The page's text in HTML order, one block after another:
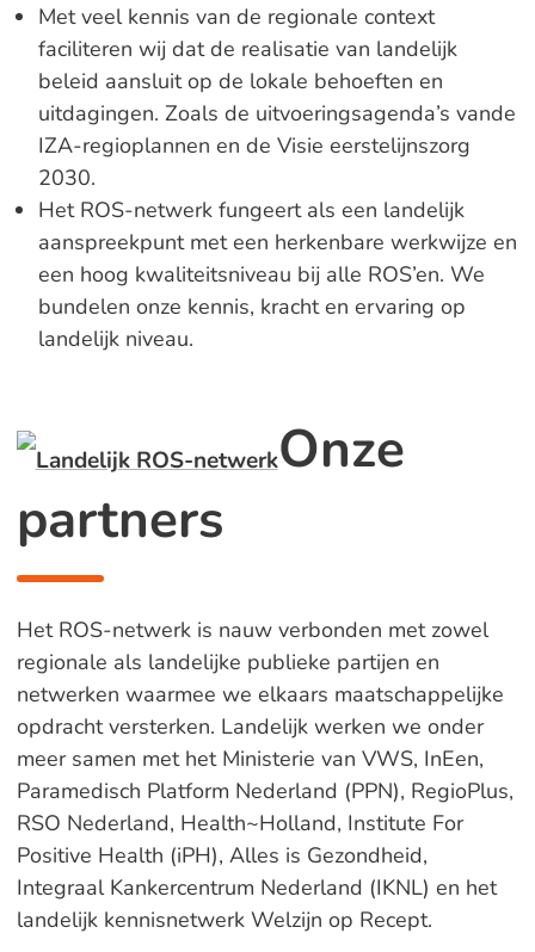
Met veel kennis van de regionale context
faciliteren wij dat de realisatie van landelijk
beleid aansluit op de lokale behoeften en
uitdagingen. Zoals de uitvoeringsagenda’s vande
IZA-regioplannen en de Visie eerstelijnszorg
2030.
Het ROS-netwerk fungeert als een landelijk
aanspreekpunt met een herkenbare werkwijze en
een hoog kwaliteitsniveau bij alle ROS’en. We
bundelen onze kennis, kracht en ervaring op
landelijk niveau.
Onze
partners
Het ROS-netwerk is nauw verbonden met zowel
regionale als landelijke publieke partijen en
netwerken waarmee we elkaars maatschappelijke
opdracht versterken. Landelijk werken we onder
meer samen met het Ministerie van VWS, InEen,
Paramedisch Platform Nederland (PPN), RegioPlus,
RSO Nederland, Health~Holland, Institute For
Positive Health (iPH), Alles is Gezondheid,
Integraal Kankercentrum Nederland (IKNL) en het
landelijk kennisnetwerk Welzijn op Recept.